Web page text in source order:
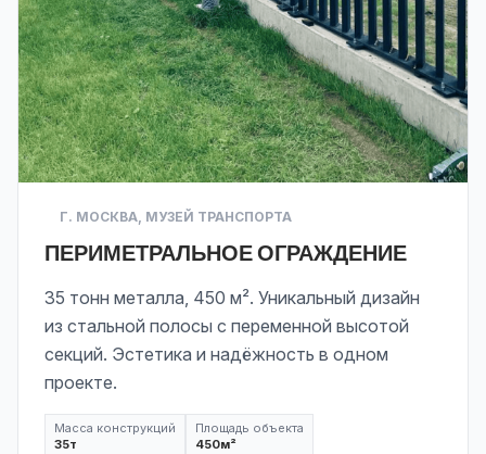
Г. МОСКВА, МУЗЕЙ ТРАНСПОРТА
ПЕРИМЕТРАЛЬНОЕ ОГРАЖДЕНИЕ
35 тонн металла, 450 м². Уникальный дизайн
из стальной полосы с переменной высотой
секций. Эстетика и надёжность в одном
проекте.
Масса конструкций
35т
Площадь объекта
450м²